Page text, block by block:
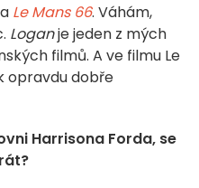
Le Mans 66. Váhám,
Loganje jeden z mých
filmů. A ve filmu Le
opravdu dobře
Harrisona Forda, se